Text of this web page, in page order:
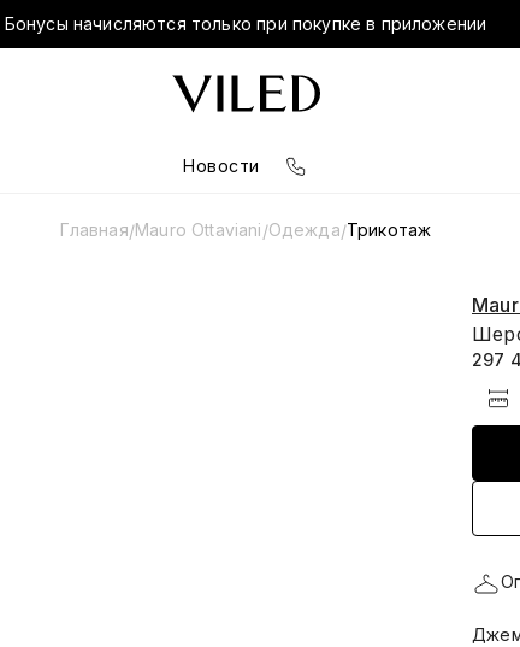
Бонусы начисляются только при покупке в приложении
Новости
Главная/Mauro Ottaviani/Одежда/Трикотаж
297